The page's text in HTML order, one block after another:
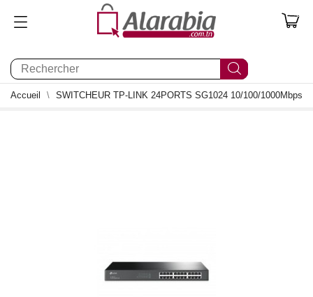
0
Accueil SWITCHEUR TP-LINK 24PORTS SG1024 10/100/1000Mbps